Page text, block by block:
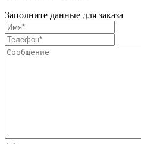
Заполните данные для заказа